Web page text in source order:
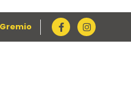
Gremio